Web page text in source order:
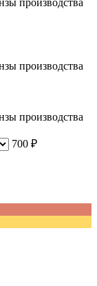
производства
производства
производства
700 ₽